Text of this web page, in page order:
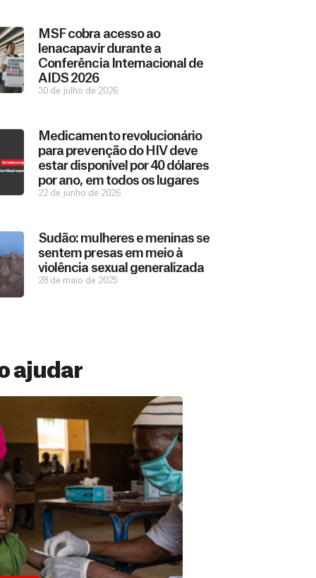
MSF cobra acesso ao
lenacapavir durante a
Conferência Internacional de
AIDS 2026
30 de julho de 2026
Medicamento revolucionário
para prevenção do HIV deve
estar disponível por 40 dólares
por ano, em todos os lugares
22 de junho de 2026
Sudão: mulheres e meninas se
sentem presas em meio à
violência sexual generalizada
28 de maio de 2025
ajudar
constantes de pessoas como você
estar preparados para salvar
países. Veja por que se tornar...